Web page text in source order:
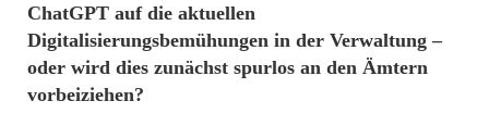
ChatGPT auf die aktuellen
Digitalisierungsbemühungen in der Verwaltung –
oder wird dies zunächst spurlos an den Ämtern
vorbeiziehen?